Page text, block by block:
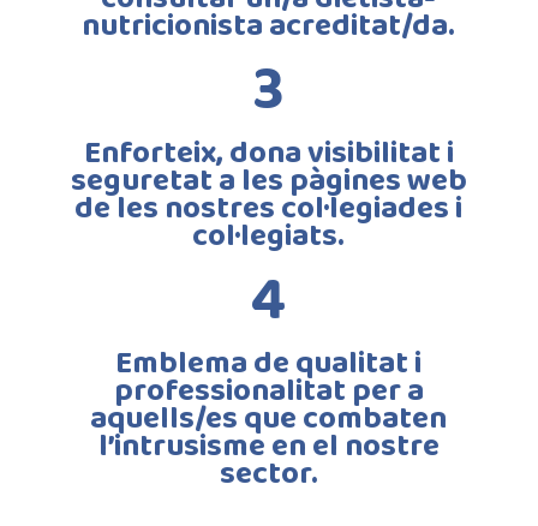
nutricionista acreditat/da.
3
Enforteix, dona visibilitat i
seguretat a les pàgines web
de les nostres col·legiades i
col·legiats.
4
Emblema de qualitat i
professionalitat per a
aquells/es que combaten
l’intrusisme en el nostre
sector.